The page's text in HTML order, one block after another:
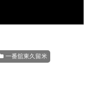
一番舘東久留米